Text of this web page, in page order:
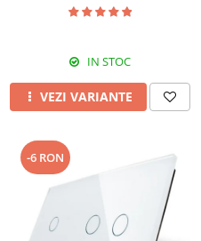
IN STOC
VEZI VARIANTE
-6 RON